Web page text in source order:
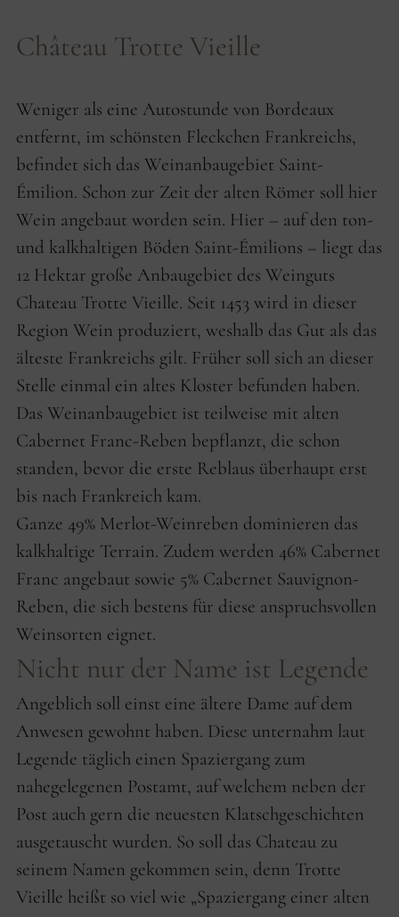
Château Trotte Vieille
Weniger als eine Autostunde von Bordeaux
entfernt, im schönsten Fleckchen Frankreichs,
befindet sich das Weinanbaugebiet Saint-
Émilion. Schon zur Zeit der alten Römer soll hier
Wein angebaut worden sein. Hier – auf den ton-
und kalkhaltigen Böden Saint-Émilions – liegt das
12 Hektar große Anbaugebiet des Weinguts
Chateau Trotte Vieille. Seit 1453 wird in dieser
Region Wein produziert, weshalb das Gut als das
älteste Frankreichs gilt. Früher soll sich an dieser
Stelle einmal ein altes Kloster befunden haben.
Das Weinanbaugebiet ist teilweise mit alten
Cabernet Franc-Reben bepflanzt, die schon
standen, bevor die erste Reblaus überhaupt erst
bis nach Frankreich kam.
Ganze 49% Merlot-Weinreben dominieren das
kalkhaltige Terrain. Zudem werden 46% Cabernet
Franc angebaut sowie 5% Cabernet Sauvignon-
Reben, die sich bestens für diese anspruchsvollen
Weinsorten eignet.
Nicht nur der Name ist Legende
Angeblich soll einst eine ältere Dame auf dem
Anwesen gewohnt haben. Diese unternahm laut
Legende täglich einen Spaziergang zum
nahegelegenen Postamt, auf welchem neben der
Post auch gern die neuesten Klatschgeschichten
ausgetauscht wurden. So soll das Chateau zu
seinem Namen gekommen sein, denn Trotte
Vieille heißt so viel wie „Spaziergang einer alten